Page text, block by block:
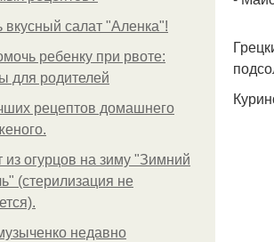
вкусный салат "Аленка"!
ребенку при рвоте:
для родителей
рецептов домашнего
из огурцов на зиму "Зимний
(стерилизация не
недавно